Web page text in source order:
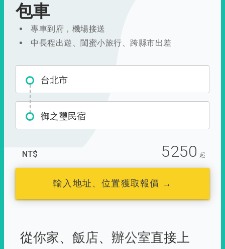
包車
專車到府，機場接送
中長程出遊、閨蜜小旅行、跨縣市出差
台北市
御之璽民宿
NT$ 5250 起
輸入地址、位置獲取報價 →
從你家、 飯店、 辦公室直接上